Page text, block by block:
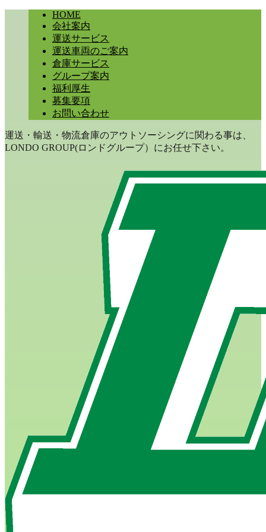
HOME
会社案内
運送サービス
運送車両のご案内
倉庫サービス
グループ案内
福利厚生
募集要項
お問い合わせ
運送・輸送・物流倉庫のアウトソーシングに関わる事は、
LONDO GROUP(ロンドグループ）にお任せ下さい。